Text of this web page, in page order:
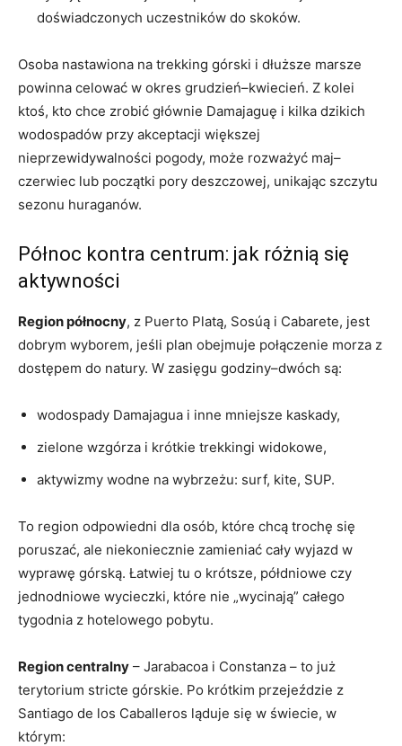
doświadczonych uczestników do skoków.
Osoba nastawiona na trekking górski i dłuższe marsze
powinna celować w okres grudzień–kwiecień. Z kolei
ktoś, kto chce zrobić głównie Damajaguę i kilka dzikich
wodospadów przy akceptacji większej
nieprzewidywalności pogody, może rozważyć maj–
czerwiec lub początki pory deszczowej, unikając szczytu
sezonu huraganów.
Północ kontra centrum: jak różnią się
aktywności
Region północny, z Puerto Platą, Sosúą i Cabarete, jest
dobrym wyborem, jeśli plan obejmuje połączenie morza z
dostępem do natury. W zasięgu godziny–dwóch są:
wodospady Damajagua i inne mniejsze kaskady,
zielone wzgórza i krótkie trekkingi widokowe,
aktywizmy wodne na wybrzeżu: surf, kite, SUP.
To region odpowiedni dla osób, które chcą trochę się
poruszać, ale niekoniecznie zamieniać cały wyjazd w
wyprawę górską. Łatwiej tu o krótsze, półdniowe czy
jednodniowe wycieczki, które nie „wycinają” całego
tygodnia z hotelowego pobytu.
Region centralny – Jarabacoa i Constanza – to już
terytorium stricte górskie. Po krótkim przejeździe z
Santiago de los Caballeros ląduje się w świecie, w
którym: